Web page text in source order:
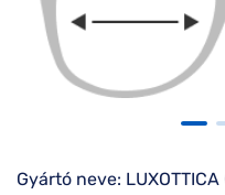
Gyártó neve: LUXOTTICA